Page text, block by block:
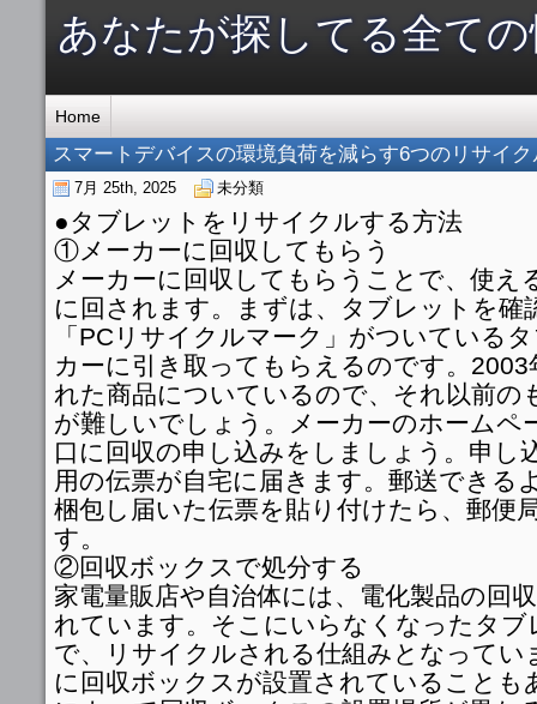
あなたが探してる全て
Home
スマートデバイスの環境負荷を減らす6つのリサイ
7月 25th, 2025 未分類
●タブレットをリサイクルする方法
①メーカーに回収してもらう
メーカーに回収してもらうことで、使え
に回されます。まずは、タブレットを確
「PCリサイクルマーク」がついている
カーに引き取ってもらえるのです。2003
れた商品についているので、それ以前の
が難しいでしょう。メーカーのホームペ
口に回収の申し込みをしましょう。申し
用の伝票が自宅に届きます。郵送できる
梱包し届いた伝票を貼り付けたら、郵便
す。
②回収ボックスで処分する
家電量販店や自治体には、電化製品の回
れています。そこにいらなくなったタ
で、リサイクルされる仕組みとなってい
に回収ボックスが設置されていることも